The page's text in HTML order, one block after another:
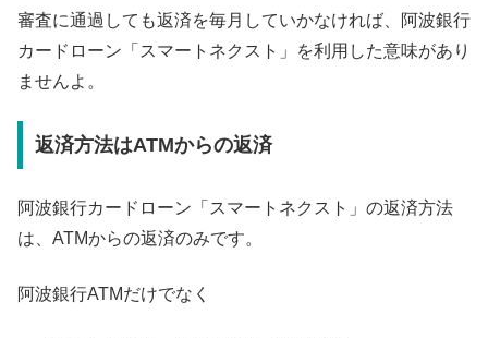
審査に通過しても返済を毎月していかなければ、阿波銀行
カードローン「スマートネクスト」を利用した意味があり
ませんよ。
返済方法はATMからの返済
阿波銀行カードローン「スマートネクスト」の返済方法
は、ATMからの返済のみです。
阿波銀行ATMだけでなく